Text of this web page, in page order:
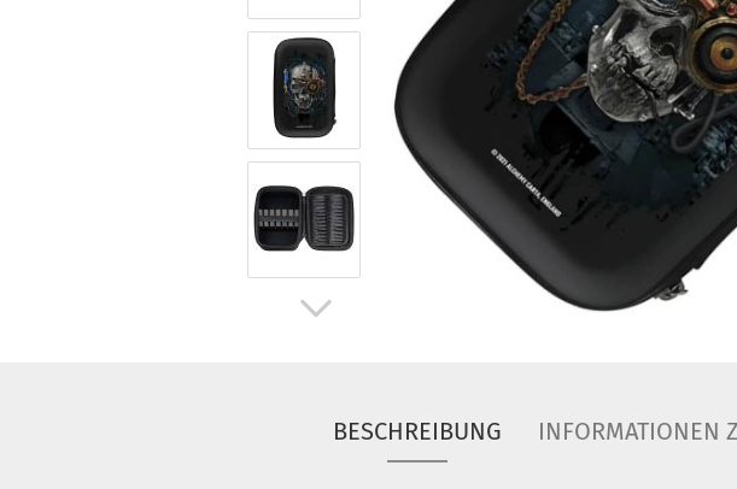
BESCHREIBUNG INFORMATIONEN